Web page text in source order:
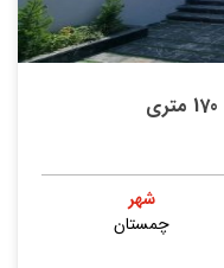
شهر
چمستان